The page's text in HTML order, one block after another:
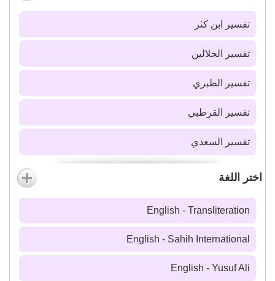
تفسير ابن كثر
تفسير الجلالين
تفسير الطبري
تفسير القرطبي
تفسير السعدي
اختر اللغة
English - Transliteration
English - Sahih International
English - Yusuf Ali